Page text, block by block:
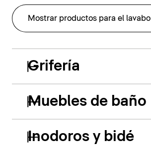
Mostrar productos para el lavabo
Grifería
Muebles de baño
Inodoros y bidé